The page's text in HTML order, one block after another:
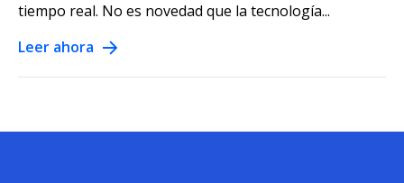
tiempo real. No es novedad que la tecnología...
Leer ahora